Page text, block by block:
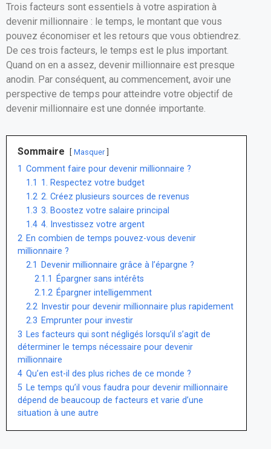
Trois facteurs sont essentiels à votre aspiration à
devenir millionnaire : le temps, le montant que vous
pouvez économiser et les retours que vous obtiendrez.
De ces trois facteurs, le temps est le plus important.
Quand on en a assez, devenir millionnaire est presque
anodin. Par conséquent, au commencement, avoir une
perspective de temps pour atteindre votre objectif de
devenir millionnaire est une donnée importante.
Sommaire Masquer
1 Comment faire pour devenir millionnaire ?
1.1 1. Respectez votre budget
1.2 2. Créez plusieurs sources de revenus
1.3 3. Boostez votre salaire principal
1.4 4. Investissez votre argent
2 En combien de temps pouvez-vous devenir
millionnaire ?
2.1
Devenir millionnaire grâce à l’épargne ?
2.1.1
Épargner sans intérêts
2.1.2 Épargner intelligemment
2.2 Investir pour devenir millionnaire plus rapidement
2.3 Emprunter pour investir
3 Les facteurs qui sont négligés lorsqu’il s’agit de
déterminer le temps nécessaire pour devenir
millionnaire
4 Qu’en est-il des plus riches de ce monde ?
5 Le temps qu’il vous faudra pour devenir millionnaire
dépend de beaucoup de facteurs et varie d’une
situation à une autre